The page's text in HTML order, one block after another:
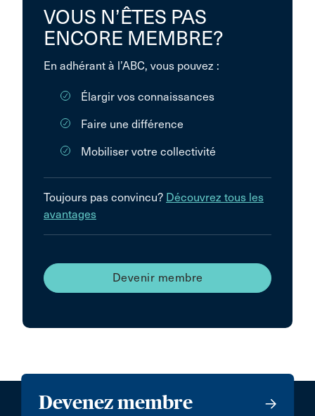
VOUS N’ÊTES PAS
ENCORE MEMBRE?
En adhérant à l’ABC, vous pouvez :
Élargir vos connaissances
Faire une différence
Mobiliser votre collectivité
Toujours pas convincu? Découvrez tous les
avantages
Devenir membre
Devenez membre